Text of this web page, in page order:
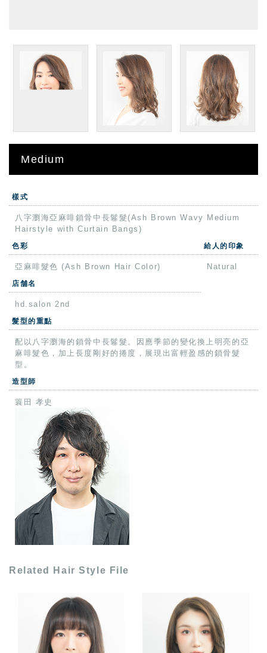
Medium
樣式
八字瀏海亞麻啡鎖骨中長鬈髮(Ash Brown Wavy Medium
Hairstyle with Curtain Bangs)
色彩 給人的印象
亞麻啡髮色 (Ash Brown Hair Color) Natural
店舗名
hd.salon 2nd
髮型的重點
配以八字瀏海的鎖骨中長鬈髮。因應季節的變化換上明亮的亞
麻啡髮色，加上長度剛好的捲度，展現出富輕盈感的鎖骨髮
型。
造型師
簑田 孝史
Related Hair Style File